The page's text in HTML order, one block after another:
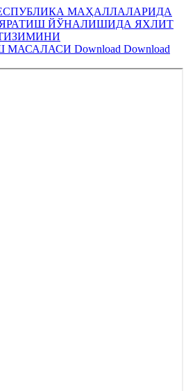
МАҲАЛЛАЛАРИДА
ЙЎНАЛИШИДА ЯХЛИТ
МАСАЛАСИ Download Download